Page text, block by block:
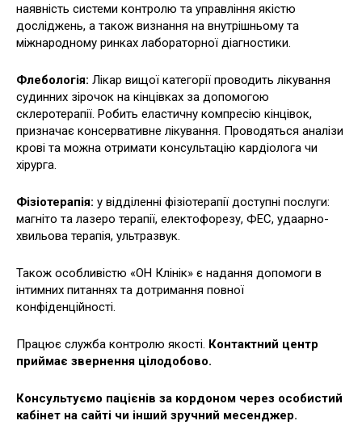
наявність системи контролю та управління якістю
досліджень, а також визнання на внутрішньому та
міжнародному ринках лабораторної діагностики.
Флебологія: Лікар вищої категорії проводить лікування
судинних зірочок на кінцівках за допомогою
склеротерапії. Робить еластичну компресію кінцівок,
призначає консервативне лікування. Проводяться аналізи
крові та можна отримати консультацію кардіолога чи
хірурга.
Фізіотерапія: у відділенні фізіотерапії доступні послуги:
магніто та лазеро терапії, електофорезу, ФЕС, удаарно-
хвильова терапія, ультразвук.
Також особливістю «ОН Клінік» є надання допомоги в
інтимних питаннях та дотримання повної
конфіденційності.
Працює служба контролю якості. Контактний центр
приймає звернення цілодобово.
Консультуємо пацієнів за кордоном через особистий
кабінет на сайті чи інший зручний месенджер.